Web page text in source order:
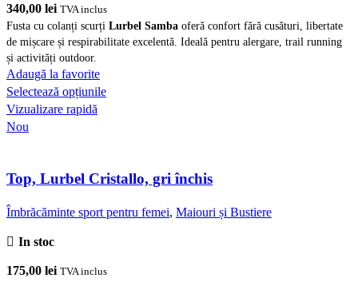
produsului.
340,00 lei TVA inclus
Fusta cu colanți scurți Lurbel Samba oferă confort fără cusături, libertate
de mișcare și respirabilitate excelentă. Ideală pentru alergare, trail running
și activități outdoor.
Adaugă la favorite
Selectează opțiunileAcest
variații.
pot
Vizualizare rapidă
Nou
Top, Lurbel Cristallo, gri închis
Îmbrăcăminte sport pentru femei, Maiouri și Bustiere
In stoc
175,00 lei TVA inclus